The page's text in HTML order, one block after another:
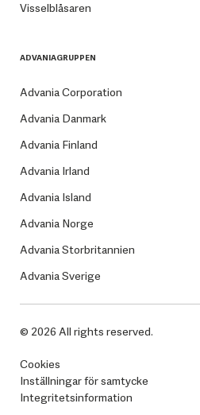
Visselblåsaren
ADVANIAGRUPPEN
Advania Corporation
Advania Danmark
Advania Finland
Advania Irland
Advania Island
Advania Norge
Advania Storbritannien
Advania Sverige
© 2026 All rights reserved.
Cookies
Inställningar för samtycke
Integritetsinformation